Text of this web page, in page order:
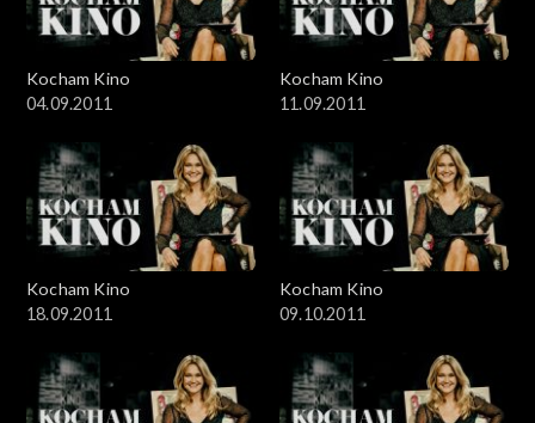
Kocham Kino
04.09.2011
Kocham Kino
11.09.2011
Kocham Kino
18.09.2011
Kocham Kino
09.10.2011